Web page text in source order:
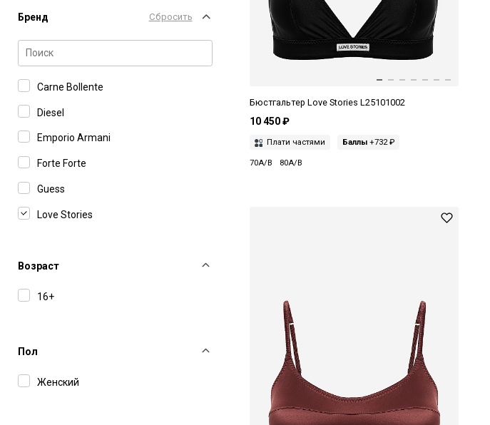
Бренд Сбросить
Carne Bollente
Diesel
Emporio Armani
Forte Forte
Guess
Love Stories
MM6 Maison Margiela
MSGM
Возраст
16+
Пол
Женский
Бюстгальтер Love Stories L25101002
10 450 ₽
Плати частями Баллы +732 ₽
70A/B 80A/B